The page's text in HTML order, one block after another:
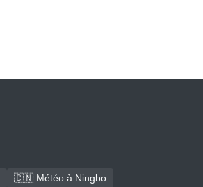
🇨🇳 Météo à Ningbo